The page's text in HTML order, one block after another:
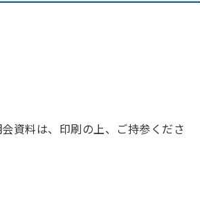
資料は、印刷の上、ご持参くださ